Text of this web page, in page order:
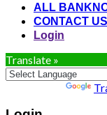
ALL
CONTACT US
Login
Translate »